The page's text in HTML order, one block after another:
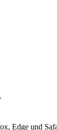
Edge und